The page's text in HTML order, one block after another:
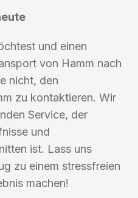
und einen
von Hamm nach
nicht, den
zu kontaktieren. Wir
Service, der
und
ist. Lass uns
zu einem stressfreien
machen!